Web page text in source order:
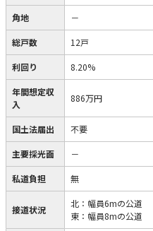
角地 －
総戸数 12戸
利回り 8.20%
年間想定収
入
886万円
国土法届出 不要
主要採光面 －
私道負担 無
接道状況
北：幅員6mの公道
東：幅員8mの公道